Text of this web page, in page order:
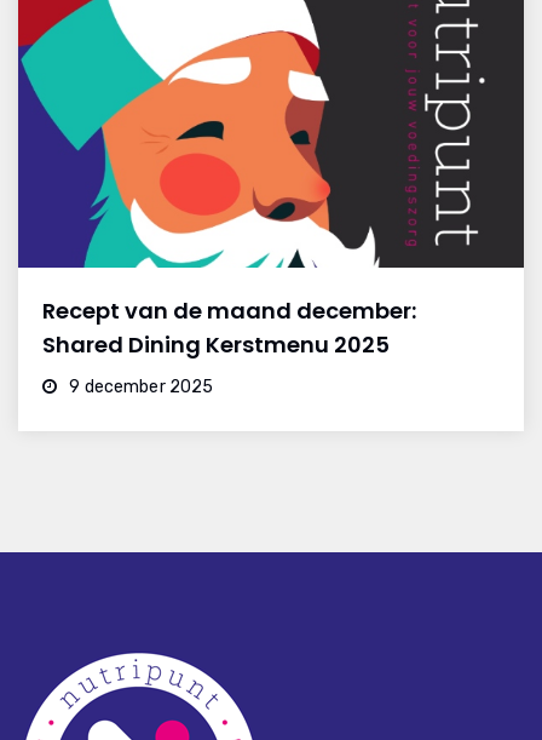
Recept van de maand december:
Shared Dining Kerstmenu 2025
9 december 2025